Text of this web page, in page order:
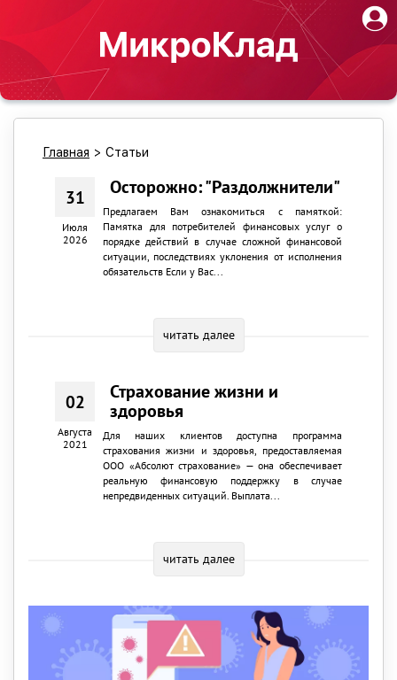
Главная > Статьи
31
Июля
2026
Осторожно: "Раздолжнители"
Предлагаем Вам ознакомиться с памяткой:
Памятка для потребителей финансовых услуг о
порядке действий в случае сложной финансовой
ситуации, последствиях уклонения от исполнения
обязательств Если у Вас...
читать далее
02
Августа
2021
Страхование жизни и
здоровья
Для наших клиентов доступна программа
страхования жизни и здоровья, предоставляемая
ООО «Абсолют страхование» — она обеспечивает
реальную финансовую поддержку в случае
непредвиденных ситуаций. Выплата...
читать далее